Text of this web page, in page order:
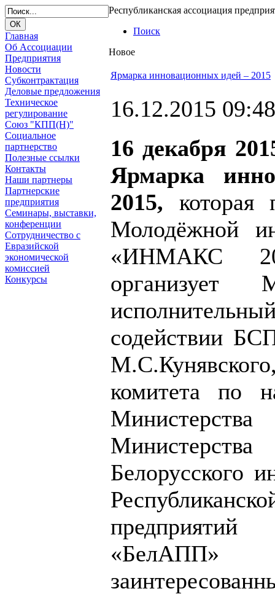
Главная
Об Ассоциации
Предприятия
Новости
Субконтрактация
Деловые предложения
Техническое
регулирование
Союз "КПП(Н)"
Социальное
партнерство
Полезные ссылки
Контакты
Наши партнеры
Партнерские
предприятия
Семинары, выставки,
конференции
Сотрудничество с
Евразийской
экономической
комиссией
Конкурсы
Республиканская ассоциация
Поиск
Новое
Ярмарка инновационных идей – 2015
16.12.2015 09:48
16 декабря
Ярмарка
2015, которая
Молодёжной
«ИНМАКС
организует
содействии
комитета по
Белорусского